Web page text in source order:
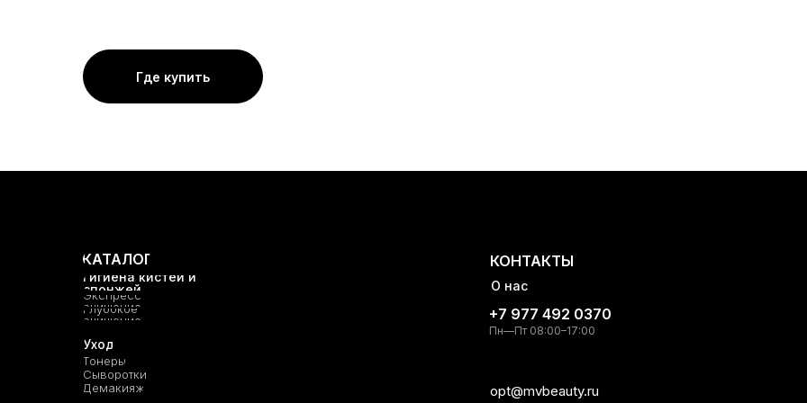
Где купить
КОНТАКТЫ
opt@mvbeauty.ru
+7 977 492 0370
Пн—Пт 08:00–17:00
КАТАЛОГ
Гигиена кистей и
спонжей
Экспресс
очищение
Глубокое
очищение
Уход
Тонеры
Сыворотки
Демакияж
О нас